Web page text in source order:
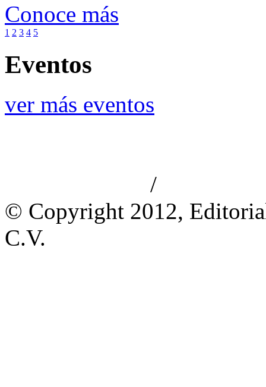
Conoce más
1 2 3 4 5
Eventos
ver más eventos
/
© Copyright 2012,
C.V.